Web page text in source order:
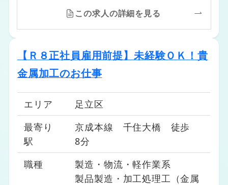
この求人の詳細を見る
【Ｒ８正社員雇用前提】未経験ＯＫ！貴
金属加工のお仕事
エリア
足立区
最寄り
駅
京成本線 千住大橋 徒歩
8分
職種
製造・物流・軽作業系
製品製造・加工処理工（金属